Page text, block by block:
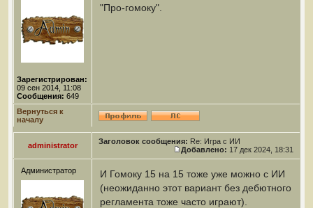
Зарегистрирован:
09 сен 2014, 11:08
Сообщения: 649
"Про-гомоку".
Вернуться к
началу
administrator Заголовок сообщения: Re: Игра с ИИ
Добавлено: 17 дек 2024, 18:31
Администратор
И Гомоку 15 на 15 тоже уже можно с ИИ
(неожиданно этот вариант без дебютного
регламента тоже часто играют).